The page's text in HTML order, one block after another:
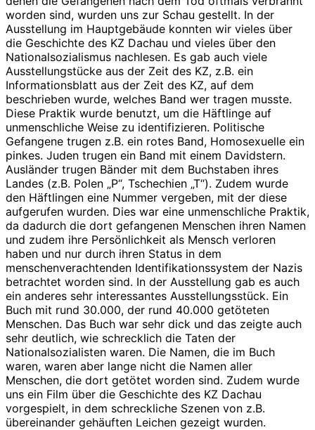
worden sind, wurden uns zur Schau gestellt. In der
Ausstellung im Hauptgebäude konnten wir vieles über
die Geschichte des KZ Dachau und vieles über den
Nationalsozialismus nachlesen. Es gab auch viele
Ausstellungstücke aus der Zeit des KZ, z.B. ein
Informationsblatt aus der Zeit des KZ, auf dem
beschrieben wurde, welches Band wer tragen musste.
Diese Praktik wurde benutzt, um die Häftlinge auf
unmenschliche Weise zu identifizieren. Politische
Gefangene trugen z.B. ein rotes Band, Homosexuelle ein
pinkes. Juden trugen ein Band mit einem Davidstern.
Ausländer trugen Bänder mit dem Buchstaben ihres
Landes (z.B. Polen „P“, Tschechien „T“). Zudem wurde
den Häftlingen eine Nummer vergeben, mit der diese
aufgerufen wurden. Dies war eine unmenschliche Praktik,
da dadurch die dort gefangenen Menschen ihren Namen
und zudem ihre Persönlichkeit als Mensch verloren
haben und nur durch ihren Status in dem
menschenverachtenden Identifikationssystem der Nazis
betrachtet worden sind. In der Ausstellung gab es auch
ein anderes sehr interessantes Ausstellungsstück. Ein
Buch mit rund 30.000, der rund 40.000 getöteten
Menschen. Das Buch war sehr dick und das zeigte auch
sehr deutlich, wie schrecklich die Taten der
Nationalsozialisten waren. Die Namen, die im Buch
waren, waren aber lange nicht die Namen aller
Menschen, die dort getötet worden sind. Zudem wurde
uns ein Film über die Geschichte des KZ Dachau
vorgespielt, in dem schreckliche Szenen von z.B.
übereinander gehäuften Leichen gezeigt wurden.